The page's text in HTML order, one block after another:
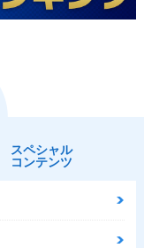
スペシャル
コンテンツ